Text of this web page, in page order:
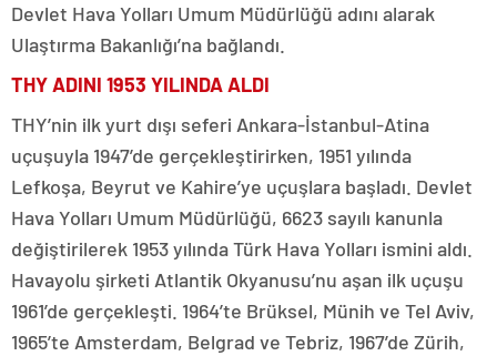
Devlet Hava Yolları Umum Müdürlüğü adını alarak
Ulaştırma Bakanlığı’na bağlandı.
THY ADINI 1953 YILINDA ALDI
THY’nin ilk yurt dışı seferi Ankara-İstanbul-Atina
uçuşuyla 1947’de gerçekleştirirken, 1951 yılında
Lefkoşa, Beyrut ve Kahire’ye uçuşlara başladı. Devlet
Hava Yolları Umum Müdürlüğü, 6623 sayılı kanunla
değiştirilerek 1953 yılında Türk Hava Yolları ismini aldı.
Havayolu şirketi Atlantik Okyanusu’nu aşan ilk uçuşu
1961’de gerçekleşti. 1964’te Brüksel, Münih ve Tel Aviv,
1965’te Amsterdam, Belgrad ve Tebriz, 1967’de Zürih,